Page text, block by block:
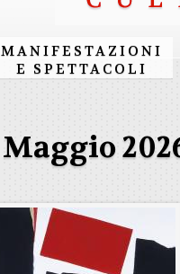
MANIFESTAZIONI
E SPETTACOLI
Maggio